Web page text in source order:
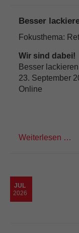
Besser
Fokusthema:
Wir sind dabei!
Besser
23. September
Online
Weiterlesen …
JUL
2026